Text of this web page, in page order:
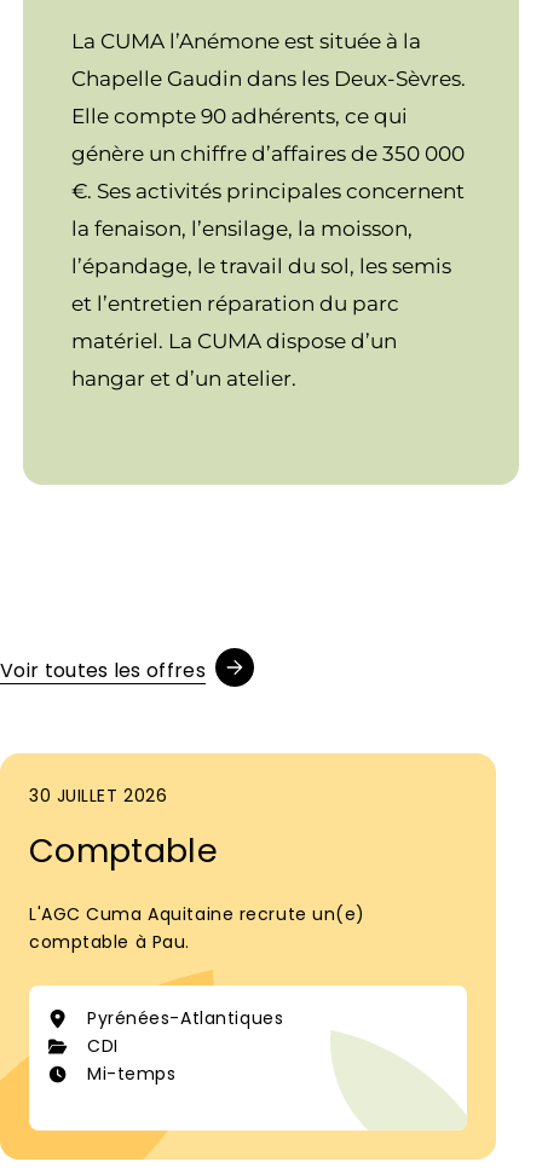
La CUMA l’Anémone est située à la
Chapelle Gaudin dans les Deux-Sèvres.
Elle compte 90 adhérents, ce qui
génère un chiffre d’affaires de 350 000
€. Ses activités principales concernent
la fenaison, l’ensilage, la moisson,
l’épandage, le travail du sol, les semis
et l’entretien réparation du parc
matériel. La CUMA dispose d’un
hangar et d’un atelier.
Voir toutes les offres
30 JUILLET 2026
Comptable
L'AGC Cuma Aquitaine recrute un(e)
comptable à Pau.
Pyrénées-Atlantiques
CDI
Mi-temps